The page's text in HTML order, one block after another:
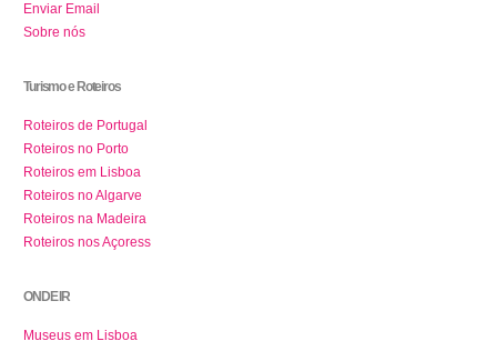
Enviar Email
Sobre nós
Turismo e Roteiros
Roteiros de Portugal
Roteiros no Porto
Roteiros em Lisboa
Roteiros no Algarve
Roteiros na Madeira
Roteiros nos Açoress
ONDE IR
Museus em Lisboa